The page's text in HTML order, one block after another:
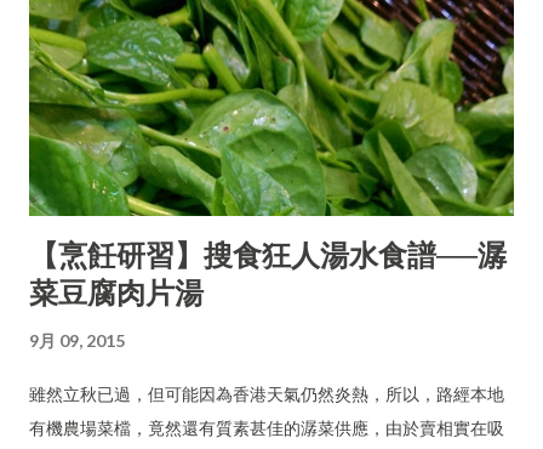
【烹飪研習】搜食狂人湯水食譜──潺
菜豆腐肉片湯
9月 09, 2015
雖然立秋已過，但可能因為香港天氣仍然炎熱，所以，路經本地
有機農場菜檔，竟然還有質素甚佳的潺菜供應，由於賣相實在吸